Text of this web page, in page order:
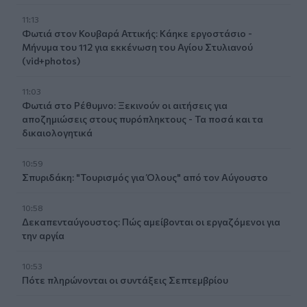
11:13
Φωτιά στον Κουβαρά Αττικής: Κάηκε εργοστάσιο -
Μήνυμα του 112 για εκκένωση του Αγίου Στυλιανού
(vid+photos)
11:03
Φωτιά στο Ρέθυμνο: Ξεκινούν οι αιτήσεις για
αποζημιώσεις στους πυρόπληκτους - Τα ποσά και τα
δικαιολογητικά
10:59
Σπυριδάκη: "Τουρισμός για Όλους" από τον Αύγουστο
10:58
Δεκαπενταύγουστος: Πώς αμείβονται οι εργαζόμενοι για
την αργία
10:53
Πότε πληρώνονται οι συντάξεις Σεπτεμβρίου